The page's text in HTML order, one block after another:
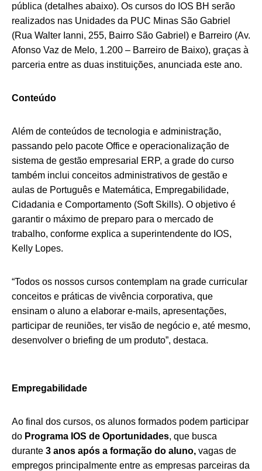
pública (detalhes abaixo). Os cursos do IOS BH serão
realizados nas Unidades da PUC Minas São Gabriel
(Rua Walter Ianni, 255, Bairro São Gabriel) e Barreiro (Av.
Afonso Vaz de Melo, 1.200 – Barreiro de Baixo), graças à
parceria entre as duas instituições, anunciada este ano.
Conteúdo
Além de conteúdos de tecnologia e administração,
passando pelo pacote Office e operacionalização de
sistema de gestão empresarial ERP, a grade do curso
também inclui conceitos administrativos de gestão e
aulas de Português e Matemática, Empregabilidade,
Cidadania e Comportamento (Soft Skills). O objetivo é
garantir o máximo de preparo para o mercado de
trabalho, conforme explica a superintendente do IOS,
Kelly Lopes.
“Todos os nossos cursos contemplam na grade curricular
conceitos e práticas de vivência corporativa, que
ensinam o aluno a elaborar e-mails, apresentações,
participar de reuniões, ter visão de negócio e, até mesmo,
desenvolver o briefing de um produto”, destaca.
Empregabilidade
Ao final dos cursos, os alunos formados podem participar
do Programa IOS de Oportunidades, que busca
durante 3 anos após a formação do aluno, vagas de
empregos principalmente entre as empresas parceiras da